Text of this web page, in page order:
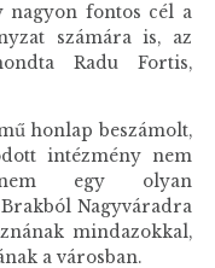
nagyon fontos cél a
számára is, az
Radu Fortis,
honlap beszámolt,
intézmény nem
egy olyan
Nagyváradra
mindazokkal,
a városban.